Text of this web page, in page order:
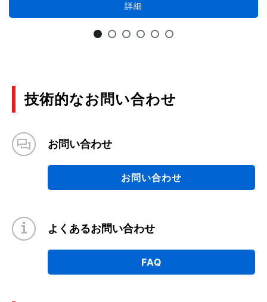
詳細
技術的なお問い合わせ
お問い合わせ
お問い合わせ
よくあるお問い合わせ
FAQ